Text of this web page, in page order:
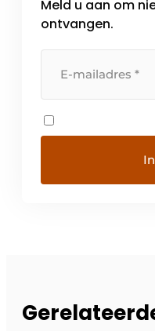
hoogwaardige […]
Meld u aan om
ontvangen.